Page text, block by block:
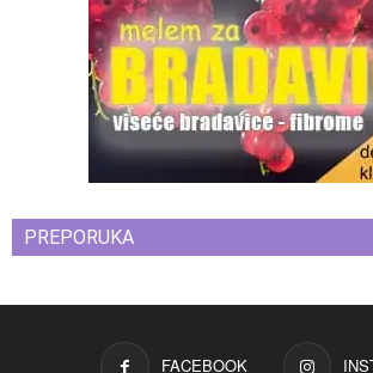
PREPORUKA
FACEBOOK